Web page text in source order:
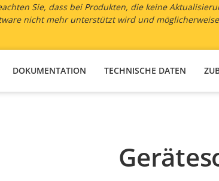
Sie, dass bei Produkten, die keine
nicht mehr unterstützt wird und
DOKUMENTATION TECHNISCHE DATEN